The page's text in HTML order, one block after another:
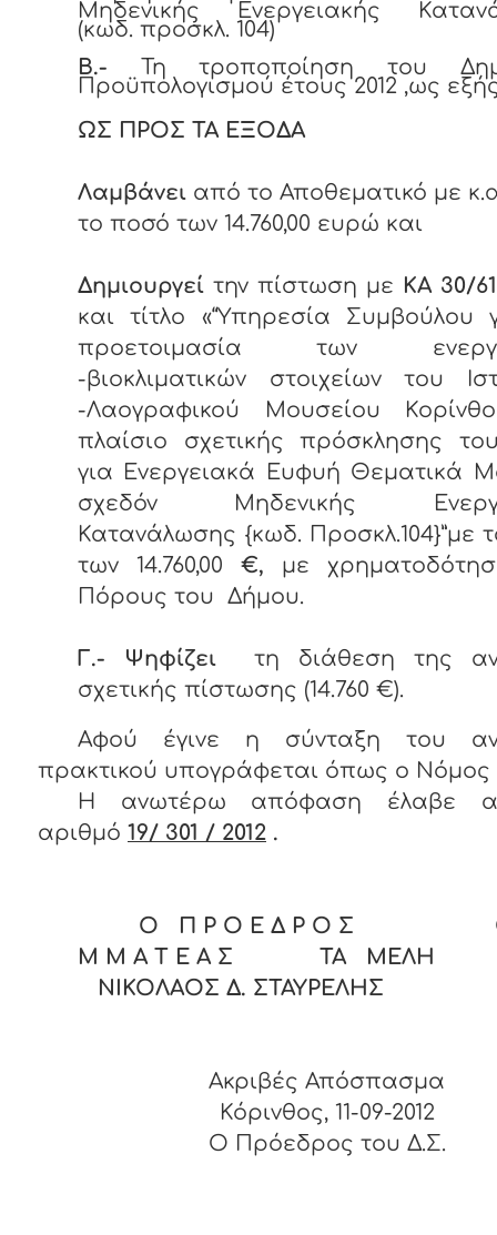
Μηδενικής Ενεργειακής
(κωδ. προσκλ. 104)
Β.- Τη τροποποίηση του
Προϋπολογισμού έτους 2012 ,ως
ΩΣ ΠΡΟΣ ΤΑ ΕΞΟΔΑ
Λαμβάνει από το Αποθεματικό με κ.α.
το ποσό των 14.760,00 ευρώ και
Δημιουργεί την πίστωση με
ΚΑ 30/
και τίτλο «“Υπηρεσία Συμβούλου
προετοιμασία των
-βιοκλιματικών στοιχείων του
-Λαογραφικού Μουσείου
πλαίσιο σχετικής πρόσκλησης
για Ενεργειακά Ευφυή Θεματικά
σχεδόν Μηδενικής
Κατανάλωσης {κωδ. Προσκλ.104}”με
των 14.760,00 €, με
Πόρους του Δήμου.
Γ.- Ψηφίζειτη διάθεση της
σχετικής πίστωσης (14.760 €).
Αφού έγινε η σύνταξη του
πρακτικού υπογράφεται όπως ο Νόμος
Η ανωτέρω απόφαση έλαβε
αριθμό 19/ 301 / 2012 .
Ο Π Ρ Ο Ε Δ Ρ Ο Σ Ο
Μ Μ Α Τ Ε Α Σ ΤΑ ΜΕΛΗ
ΝΙΚΟΛΑΟΣ Δ. ΣΤΑΥΡΕΛΗΣ
Ακριβές Απόσπασμα
Κόρινθος, 11-09-2012
O Πρόεδρος του Δ.Σ.